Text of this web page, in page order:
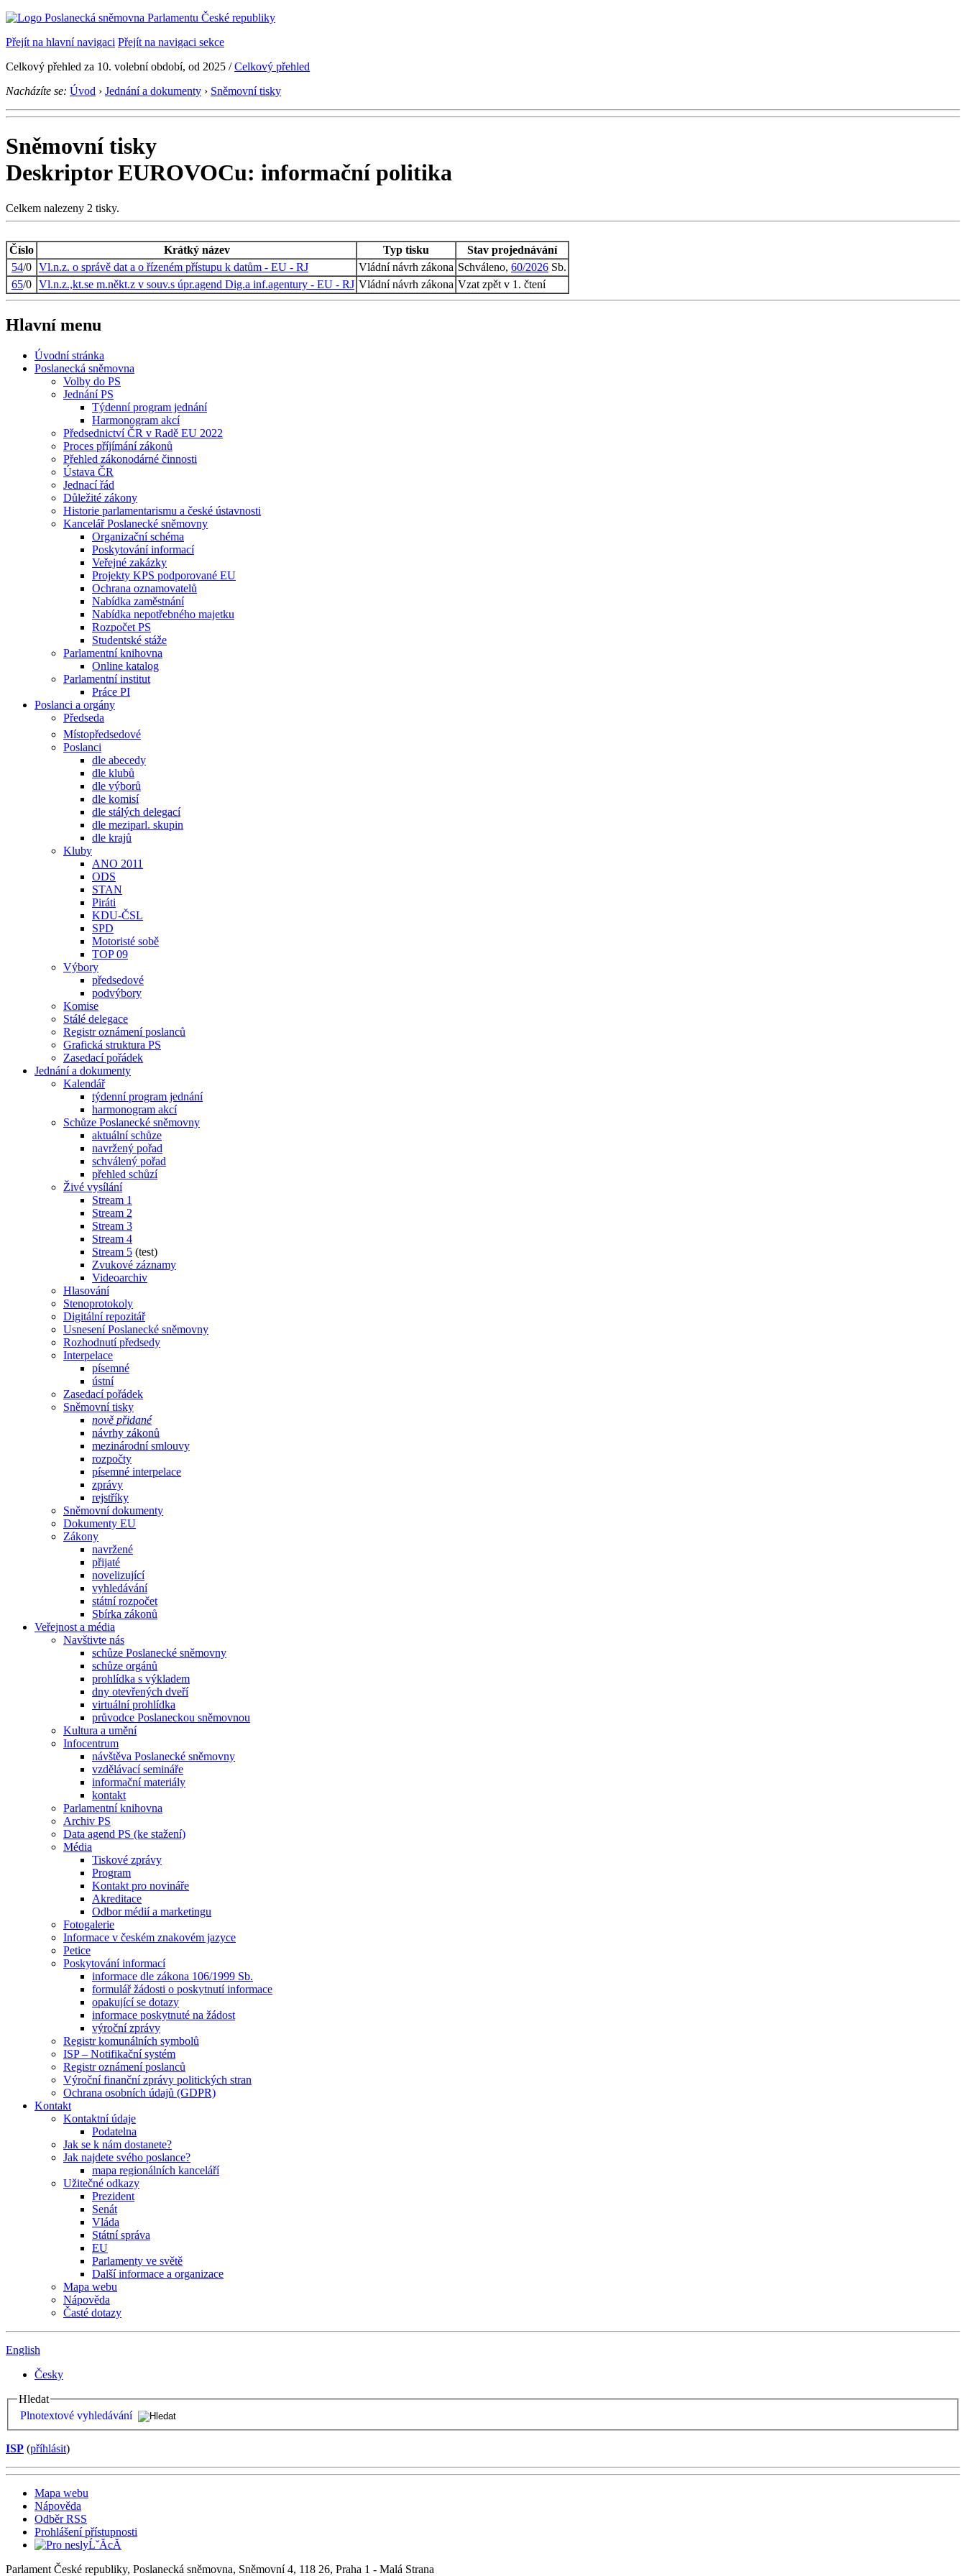
Přejít na hlavní navigaci Přejít na navigaci sekce
Celkový přehled za 10. volební období, od 2025 /Celkový přehled
Nacházíte se: Úvod › Jednání a dokumenty › Sněmovní tisky
Sněmovní tisky
Deskriptor EUROVOCu: informační politika
Celkem nalezeny 2 tisky.
Číslo Krátký název Typ tisku
Stav projednávání
54/0 Vl.n.z. o správě dat a o řízeném přístupu k datům - EU - RJ Vládní návrh zákona Schváleno, 60/2026 Sb.
65/0 Vl.n.z.,kt.se m.někt.z v souv.s úpr.agend Dig.a inf.agentury - EU - RJ Vládní návrh zákona Vzat zpět v 1. čtení
Hlavní menu
Úvodní stránka
Poslanecká sněmovna
Volby do PS
Jednání PS
Týdenní program jednání
Harmonogram akcí
Předsednictví ČR v Radě EU 2022
Proces příjímání zákonů
Přehled zákonodárné činnosti
Ústava ČR
Jednací řád
Důležité zákony
Historie parlamentarismu a české ústavnosti
Kancelář Poslanecké sněmovny
Organizační schéma
Poskytování informací
Veřejné zakázky
Projekty KPS podporované EU
Ochrana oznamovatelů
Nabídka zaměstnání
Nabídka nepotřebného majetku
Rozpočet PS
Studentské stáže
Parlamentní knihovna
Online katalog
Parlamentní institut
Práce PI
Poslanci a orgány
Předseda
Místopředsedové
Poslanci
dle abecedy
dle klubů
dle výborů
dle komisí
dle stálých delegací
dle meziparl. skupin
dle krajů
Kluby
ANO 2011
ODS
STAN
Piráti
KDU-ČSL
SPD
Motoristé sobě
TOP 09
Výbory
předsedové
podvýbory
Komise
Stálé delegace
Registr oznámení poslanců
Grafická struktura PS
Zasedací pořádek
Jednání a dokumenty
Kalendář
týdenní program jednání
harmonogram akcí
Schůze Poslanecké sněmovny
aktuální schůze
navržený pořad
schválený pořad
přehled schůzí
Živé vysílání
Stream 1
Stream 2
Stream 3
Stream 4
Stream 5 (test)
Zvukové záznamy
Videoarchiv
Hlasování
Stenoprotokoly
Digitální repozitář
Usnesení Poslanecké sněmovny
Rozhodnutí předsedy
Interpelace
písemné
ústní
Zasedací pořádek
Sněmovní tisky
nově přidané
návrhy zákonů
mezinárodní smlouvy
rozpočty
písemné interpelace
zprávy
rejstříky
Sněmovní dokumenty
Dokumenty EU
Zákony
navržené
přijaté
novelizující
vyhledávání
státní rozpočet
Sbírka zákonů
Veřejnost a média
Navštivte nás
schůze Poslanecké sněmovny
schůze orgánů
prohlídka s výkladem
dny otevřených dveří
virtuální prohlídka
průvodce Poslaneckou sněmovnou
Kultura a umění
Infocentrum
návštěva Poslanecké sněmovny
vzdělávací semináře
informační materiály
kontakt
Parlamentní knihovna
Archiv PS
Data agend PS (ke stažení)
Média
Tiskové zprávy
Program
Kontakt pro novináře
Akreditace
Odbor médií a marketingu
Fotogalerie
Informace v českém znakovém jazyce
Petice
Poskytování informací
informace dle zákona 106/1999 Sb.
formulář žádosti o poskytnutí informace
opakující se dotazy
informace poskytnuté na žádost
výroční zprávy
Registr komunálních symbolů
ISP – Notifikační systém
Registr oznámení poslanců
Výroční finanční zprávy politických stran
Ochrana osobních údajů (GDPR)
Kontakt
Kontaktní údaje
Podatelna
Jak se k nám dostanete?
Jak najdete svého poslance?
mapa regionálních kanceláří
Užitečné odkazy
Prezident
Senát
Vláda
Státní správa
EU
Parlamenty ve světě
Další informace a organizace
Mapa webu
Nápověda
Časté dotazy
English
Česky
Hledat
Plnotextové vyhledávání
ISP (příhlásit)
Mapa webu
Nápověda
Odběr RSS
Prohlášení přístupnosti
Parlament České republiky, Poslanecká sněmovna, Sněmovní 4, 118 26, Praha 1 - Malá Strana